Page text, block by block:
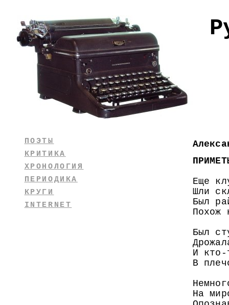
Еще
Шли
Был
Похож
Был
И кто-
В
На
ПОЭТЫ
КРИТИКА
ХРОНОЛОГИЯ
ПЕРИОДИКА
КРУГИ
INTERNET